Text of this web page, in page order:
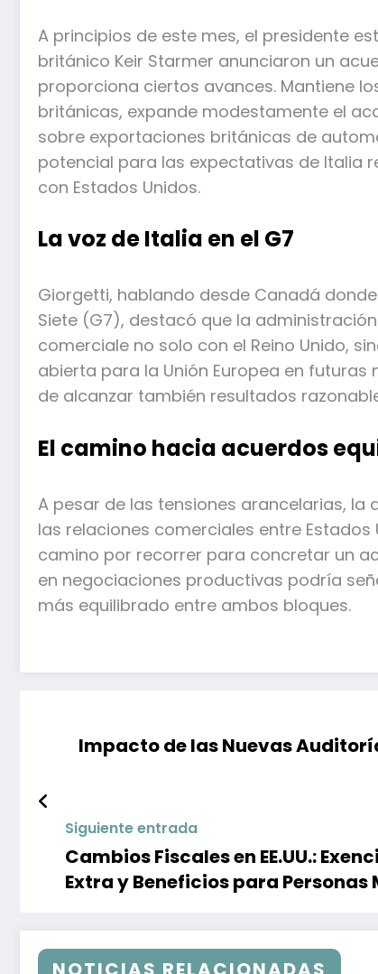
A principios de este mes, el presidente
británico Keir Starmer anunciaron un
proporciona ciertos avances. Mantiene
británicas, expande modestamente el
sobre exportaciones británicas de
potencial para las expectativas de Italia
con Estados Unidos.
La voz de Italia en el G7
Giorgetti, hablando desde Canadá
Siete (G7), destacó que la
comerciale no solo con el Reino Unido,
abierta para la Unión Europea en
de alcanzar también resultados
El camino hacia acuerdos
A pesar de las tensiones arancelarias,
las relaciones comerciales entre Estados
camino por recorrer para concretar un
en negociaciones productivas podría
más equilibrado entre ambos bloques.
Impacto de las Nuevas
Siguiente entrada
Cambios Fiscales en EE.UU.:
Extra y Beneficios para